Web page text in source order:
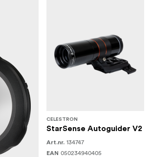
CELESTRON
StarSense Autoguider V2
Art.nr. 134747
EAN 050234940405